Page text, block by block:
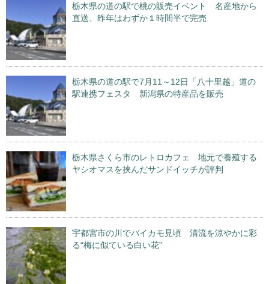
栃木県の道の駅で桃の販売イベント 名産地から
直送、昨年はわずか１時間半で完売
栃木県の道の駅で7月11～12日「八十里越」道の
駅連携フェスタ 新潟県の特産品を販売
栃木県さくら市のレトロカフェ 地元で養殖する
ヤシオマスを挟んだサンドイッチが評判
宇都宮市の川でバイカモ見頃 清流を涼やかに彩
る“梅に似ている白い花”